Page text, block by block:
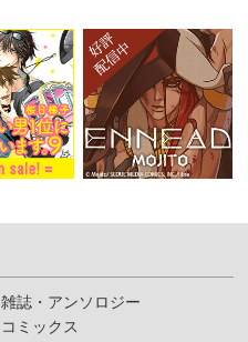
雑誌・アンソロジー
コミックス